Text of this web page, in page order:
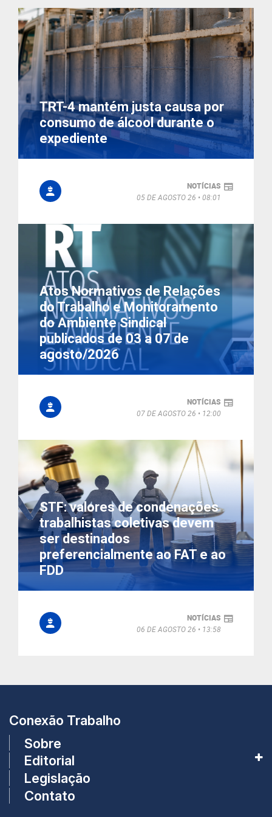
TRT-4 mantém justa causa por
consumo de álcool durante o
expediente
NOTÍCIAS
05 DE AGOSTO 26
08:01
Atos Normativos de Relações
do Trabalho e Monitoramento
do Ambiente Sindical
publicados de 03 a 07 de
agosto/2026
NOTÍCIAS
07 DE AGOSTO 26
12:00
STF: valores de condenações
trabalhistas coletivas devem
ser destinados
preferencialmente ao FAT e ao
FDD
NOTÍCIAS
06 DE AGOSTO 26
13:58
Conexão Trabalho
Sobre
Editorial
Legislação
Contato